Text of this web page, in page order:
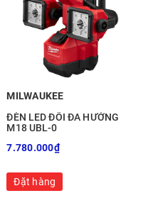
MILWAUKEE
ĐÈN LED ĐÔI ĐA HƯỚNG
M18 UBL-0
7.780.000₫
Đặt hàng